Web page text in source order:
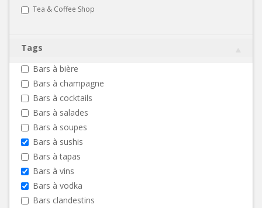
Tea & Coffee Shop
Tags
Bars à bière
Bars à champagne
Bars à cocktails
Bars à salades
Bars à soupes
Bars à sushis
Bars à tapas
Bars à vins
Bars à vodka
Bars clandestins